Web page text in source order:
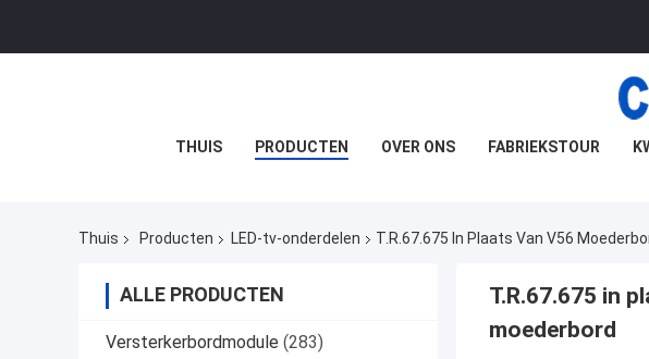
THUIS PRODUCTEN OVER ONS FABRIEKSTOUR
Thuis Producten LED-tv-onderdelen T.R.67.675 In Plaats Van V56
ALLE PRODUCTEN
Versterkerbordmodule (283)
T.R.67.675 in
moederbord